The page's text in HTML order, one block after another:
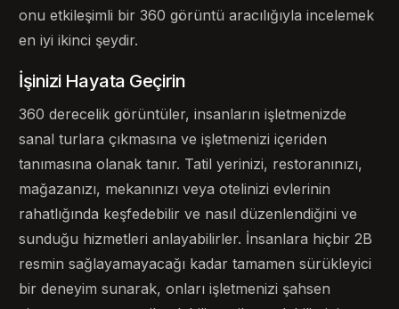
onu etkileşimli bir 360 görüntü aracılığıyla incelemek
en iyi ikinci şeydir.
İşinizi Hayata Geçirin
360 derecelik görüntüler, insanların işletmenizde
sanal turlara çıkmasına ve işletmenizi içeriden
tanımasına olanak tanır. Tatil yerinizi, restoranınızı,
mağazanızı, mekanınızı veya otelinizi evlerinin
rahatlığında keşfedebilir ve nasıl düzenlendiğini ve
sunduğu hizmetleri anlayabilirler. İnsanlara hiçbir 2B
resmin sağlayamayacağı kadar tamamen sürükleyici
bir deneyim sunarak, onları işletmenizi şahsen